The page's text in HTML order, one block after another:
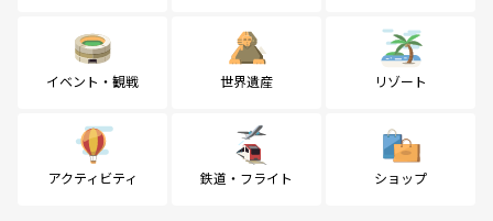
イベント・観戦 世界遺産 リゾート
アクティビティ 鉄道・フライト ショップ